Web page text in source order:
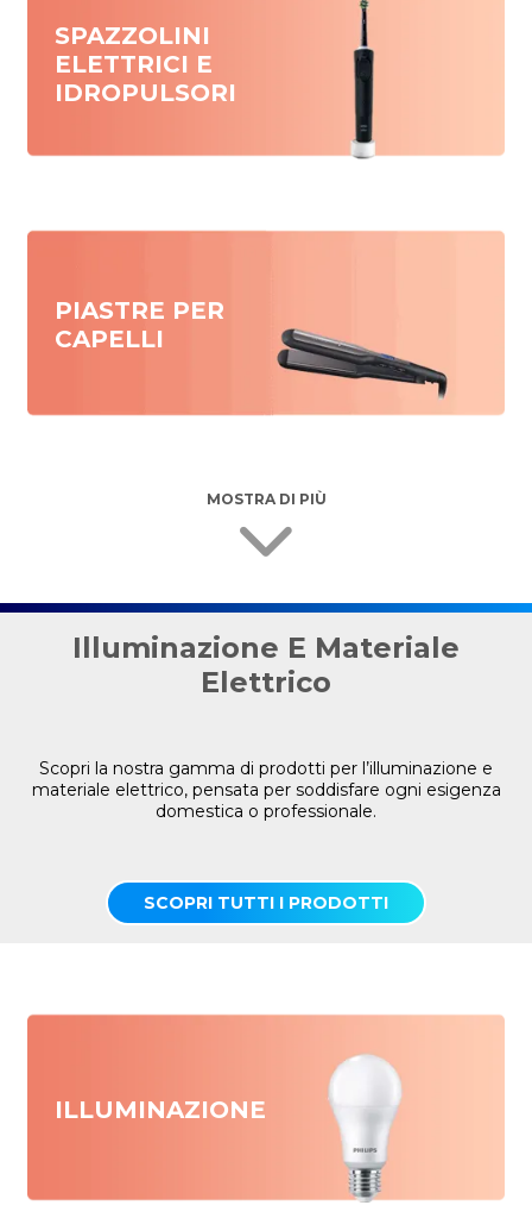
SPAZZOLINI
ELETTRICI E
IDROPULSORI
PIASTRE PER
CAPELLI
MOSTRA DI PIÙ
Illuminazione E Materiale
Elettrico
Scopri la nostra gamma di prodotti per l’illuminazione e
materiale elettrico, pensata per soddisfare ogni esigenza
domestica o professionale.
SCOPRI TUTTI I PRODOTTI
ILLUMINAZIONE